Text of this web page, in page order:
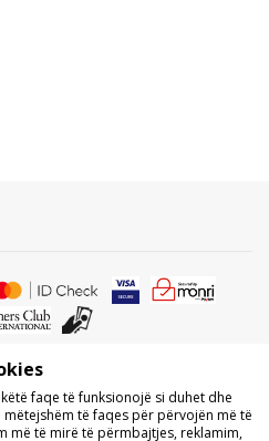
i përmbajtjes nga faqet e internetit
dhe i referohet logove, markave
as caktimi i tyre palëve të treta,
faqe të funksionojë si duhet dhe
të faqes për përvojën më të
më të mirë të përmbajtjes, reklamim,